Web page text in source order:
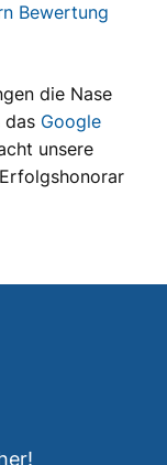
Bewertung
die Nase
das Google
unsere